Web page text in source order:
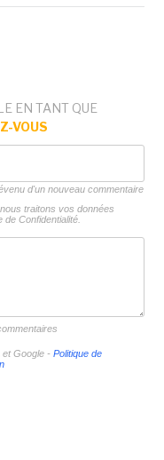
EN TANT QUE
VOUS
d'un nouveau commentaire
traitons vos données
de Confidentialité.
et Google - Politique de